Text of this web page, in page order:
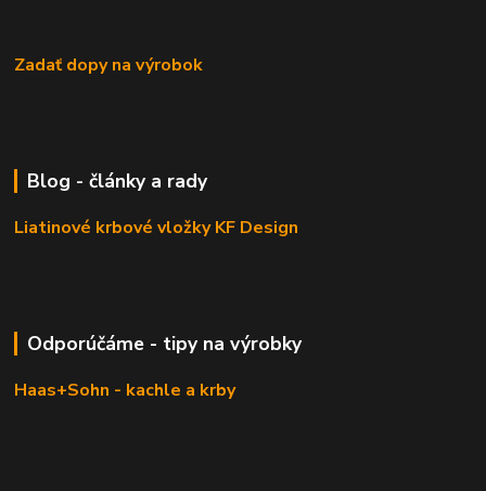
Zadať dopy na výrobok
Blog - články a rady
Liatinové krbové vložky KF Design
Odporúčáme - tipy na výrobky
Haas+Sohn - kachle a krby